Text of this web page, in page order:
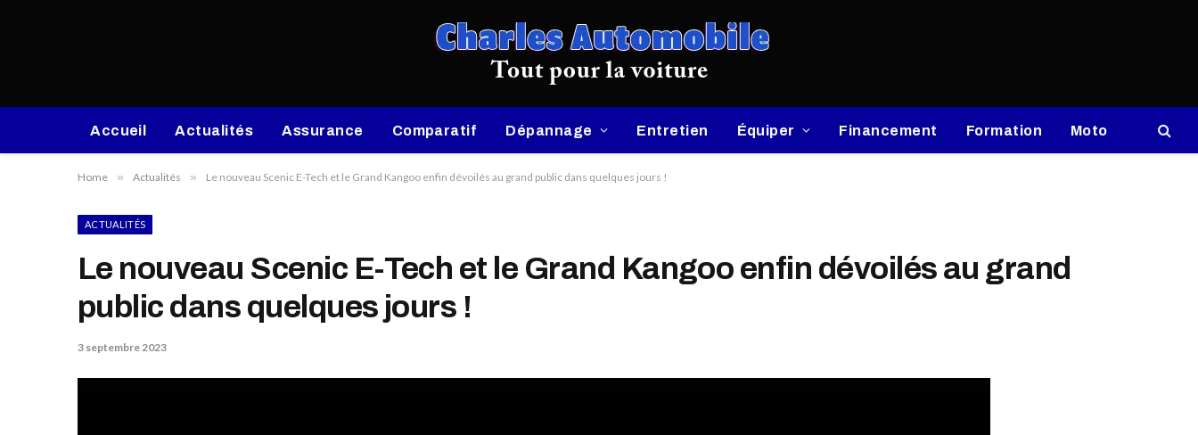
Accueil Actualités Assurance Comparatif Dépannage Entretien Équiper Financement Formation Moto
Home » Actualités » Le nouveau Scenic E-Tech et le Grand Kangoo enfin dévoilés au grand public dans quelques jours !
ACTUALITÉS
Le nouveau Scenic E-Tech et le Grand Kangoo enfin dévoilés au grand
public dans quelques jours !
3 septembre 2023